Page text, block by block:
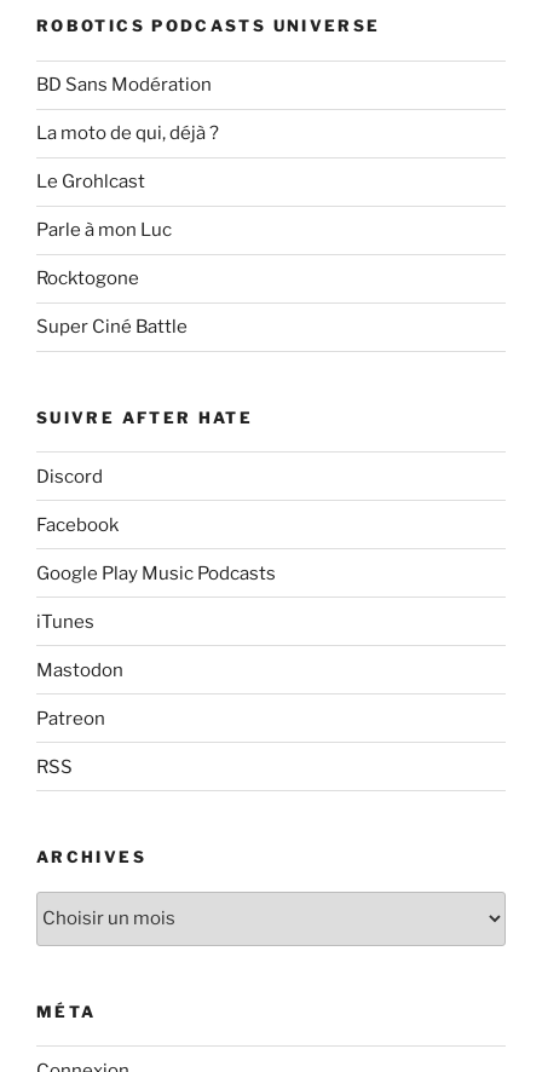
ROBOTICS PODCASTS UNIVERSE
BD Sans Modération
La moto de qui, déjà ?
Le Grohlcast
Parle à mon Luc
Rocktogone
Super Ciné Battle
SUIVRE AFTER HATE
Discord
Facebook
Google Play Music Podcasts
iTunes
Mastodon
Patreon
RSS
ARCHIVES
Archives
MÉTA